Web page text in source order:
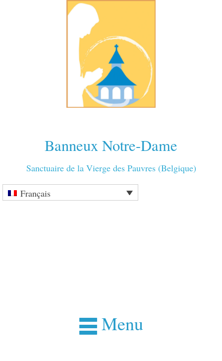
Banneux Notre-Dame
Sanctuaire de la Vierge des Pauvres (Belgique)
Français
Menu